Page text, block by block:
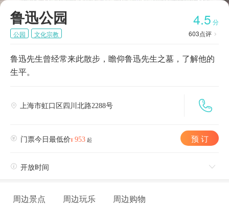
鲁迅公园 4.5 分
603点评 
公园 文化宗教
鲁迅先生曾经常来此散步，瞻仰鲁迅先生之墓，了解他的
生平。

 上海市虹口区四川北路2288号
 门票今日最低价¥ 953 起 预 订
 开放时间 
周边景点 周边玩乐 周边购物